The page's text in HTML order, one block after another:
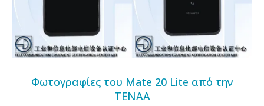
Φωτογραφίες του Mate 20 Lite από την
TENAA